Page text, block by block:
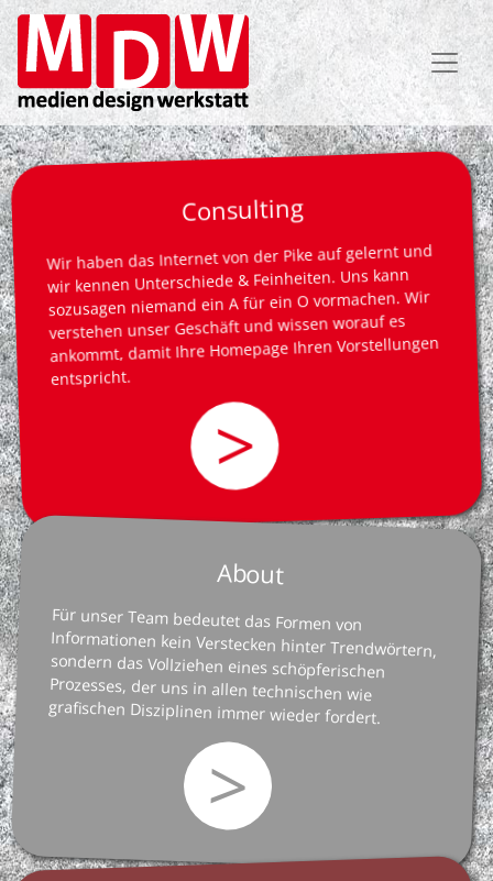
Direkt
zum
Inhalt
Consulting
Wir haben das Internet von der Pike auf gelernt und
wir kennen Unterschiede & Feinheiten. Uns kann
sozusagen niemand ein A für ein O vormachen. Wir
verstehen unser Geschäft und wissen worauf es
ankommt, damit Ihre Homepage Ihren Vorstellungen
entspricht.
>
About
Für unser Team bedeutet das Formen von
Informationen kein Verstecken hinter Trendwörtern,
sondern das Vollziehen eines schöpferischen
Prozesses, der uns in allen technischen wie
grafischen Disziplinen immer wieder fordert.
>